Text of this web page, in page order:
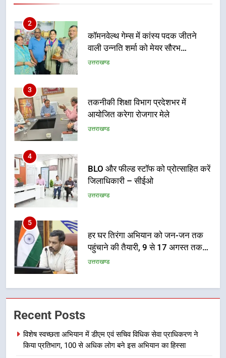
3
तकनीकी शिक्षा विभाग प्रदेशभर में
4
BLO और फील्ड स्टॉफ को प्रोत्साहित करें
5
हर घर तिरंगा अभियान को जन-जन तक
6
कावड़ मेले को सकुशल रूप से संपन्न कराने
के लिए खुद मैदान में उतरे एसएसपी दून
7
सम्मानित
उत्तराखण्ड
Recent Posts
विशेष स्वच्छता अभियान में डीएम एवं सचिव विधिक सेवा प्राधिकरण ने
किया प्रतिभाग, 100 से अधिक लोग बने इस अभियान का हिस्सा